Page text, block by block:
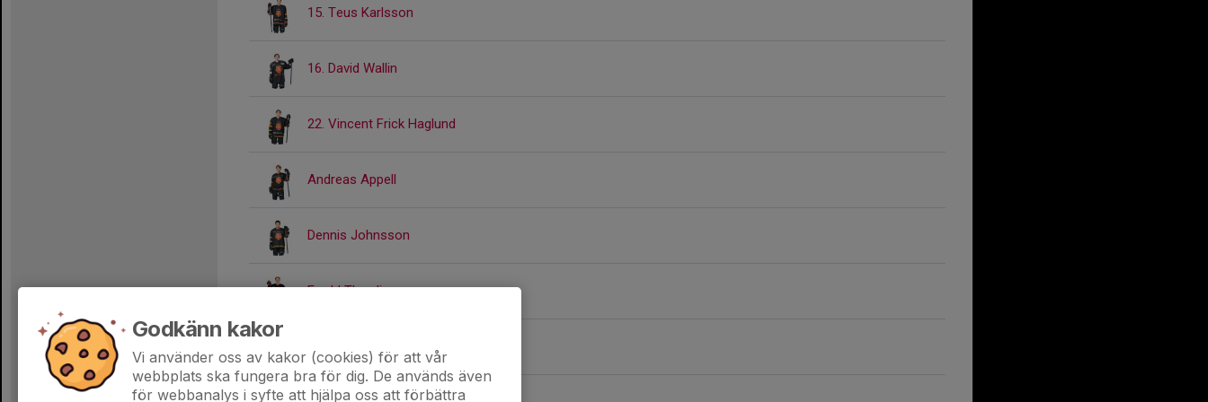
15. Teus Karlsson
16. David Wallin
22. Vincent Frick Haglund
Andreas Appell
Dennis Johnsson
Fredd Thordin
Philip Almroth Larsson
Godkänn kakor
Vi använder oss av kakor (cookies) för att vår
webbplats ska fungera bra för dig. De används även
för webbanalys i syfte att hjälpa oss att förbättra